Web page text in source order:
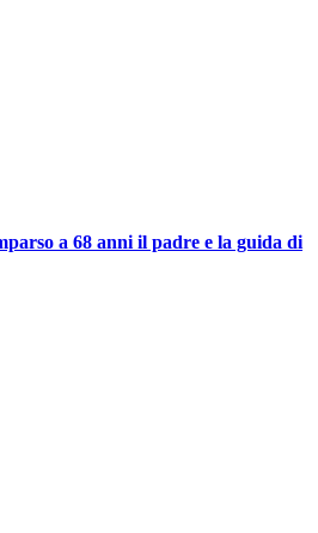
a 68 anni il padre e la guida di